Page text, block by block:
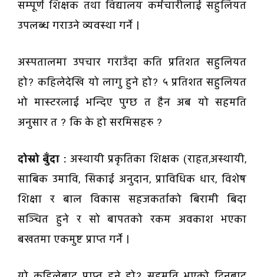
सम्पूर्ण शिक्षक तथा विद्यालय कर्मचारीलाई सहुलियत
उपलब्ध गराउने व्यवस्था गर्ने ।
अस्पतालमा उपचार गराउँदा कति प्रतिशत सहुलियत
हो? कहिलेदेखि यो लागु हुने हो? ५ प्रतिशत सहुलियत
भो मास्टरलाई भन्दिए पुग्छ त हैन अब यो सहमति
अनुसार त ? कि के हो सरमिसहरु ?
दोस्रो बुँदा : अस्थायी प्रकृतिका शिक्षक (राहत,अस्थायी,
साबिक उमावि, सिकाई अनुदान, प्राविधिक धार, विशेष
शिक्षा र बाल विकास सहजकर्ताको बिरामी बिदा
सञ्चित हुने र सो बापतको रकम अवकाश भएका
बखतमा एकमुष्ट प्राप्त गर्ने ।